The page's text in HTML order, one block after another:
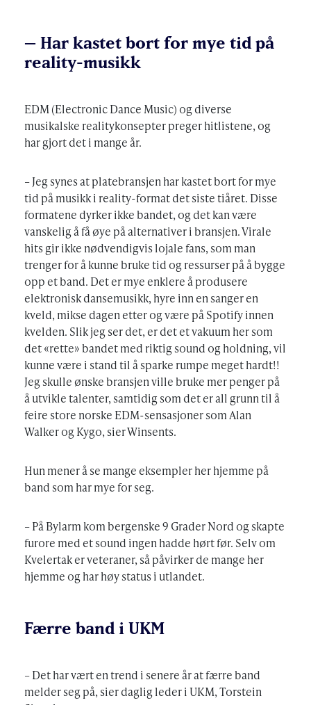
– Har kastet bort for mye tid på
reality-musikk
EDM (Electronic Dance Music) og diverse
musikalske realitykonsepter preger hitlistene, og
har gjort det i mange år.
– Jeg synes at platebransjen har kastet bort for mye
tid på musikk i reality-format det siste tiåret. Disse
formatene dyrker ikke bandet, og det kan være
vanskelig å få øye på alternativer i bransjen. Virale
hits gir ikke nødvendigvis lojale fans, som man
trenger for å kunne bruke tid og ressurser på å bygge
opp et band. Det er mye enklere å produsere
elektronisk dansemusikk, hyre inn en sanger en
kveld, mikse dagen etter og være på Spotify innen
kvelden. Slik jeg ser det, er det et vakuum her som
det «rette» bandet med riktig sound og holdning, vil
kunne være i stand til å sparke rumpe meget hardt!!
Jeg skulle ønske bransjen ville bruke mer penger på
å utvikle talenter, samtidig som det er all grunn til å
feire store norske EDM-sensasjoner som Alan
Walker og Kygo, sier Winsents.
Hun mener å se mange eksempler her hjemme på
band som har mye for seg.
– På Bylarm kom bergenske 9 Grader Nord og skapte
furore med et sound ingen hadde hørt før. Selv om
Kvelertak er veteraner, så påvirker de mange her
hjemme og har høy status i utlandet.
Færre band i UKM
– Det har vært en trend i senere år at færre band
melder seg på, sier daglig leder i UKM, Torstein